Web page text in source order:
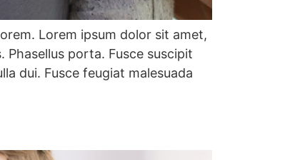
Lorem ipsum dolor sit amet,
porta. Fusce suscipit
dui. Fusce feugiat malesuada